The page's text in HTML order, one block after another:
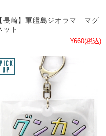
【長崎】軍艦島ジオラマ マグ
ット
¥660(税込)